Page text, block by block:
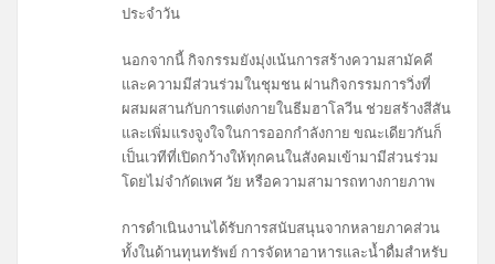
ประจำวัน
นอกจากนี้ กิจกรรมยังมุ่งเน้นการสร้างความสามัคคี
และความมีส่วนร่วมในชุมชน ผ่านกิจกรรมการวิ่งที่
ผสมผสานกับการแต่งกายในธีมฮาโลวีน ช่วยสร้างสีสัน
และเพิ่มแรงจูงใจในการออกกำลังกาย ขณะเดียวกันก็
เป็นเวทีที่เปิดกว้างให้ทุกคนในสังคมเข้ามามีส่วนร่วม
โดยไม่จำกัดเพศ วัย หรือความสามารถทางกายภาพ
การดำเนินงานได้รับการสนับสนุนจากหลายภาคส่วน
ทั้งในด้านทุนทรัพย์ การจัดหาอาหารและน้ำดื่มสำหรับ